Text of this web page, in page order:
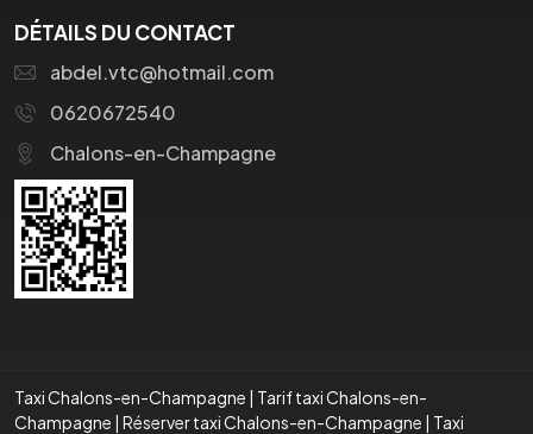
DÉTAILS DU CONTACT
abdel.vtc@hotmail.com
0620672540
Chalons-en-Champagne
Taxi Chalons-en-Champagne | Tarif taxi Chalons-en-
Champagne | Réserver taxi Chalons-en-Champagne | Taxi